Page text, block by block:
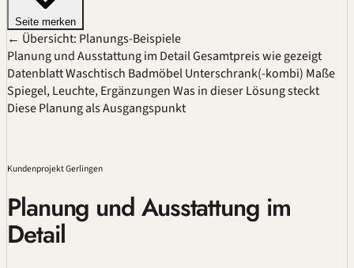
Seite merken
← Übersicht: Planungs-Beispiele
Planung und Ausstattung im DetailGesamtpreis wie gezeigt
DatenblattWaschtisch BadmöbelUnterschrank(-kombi) Maße
Spiegel, Leuchte, ErgänzungenWas in dieser Lösung steckt
Diese Planung als Ausgangspunkt
Kundenprojekt Gerlingen
Planung und Ausstattung im
Detail